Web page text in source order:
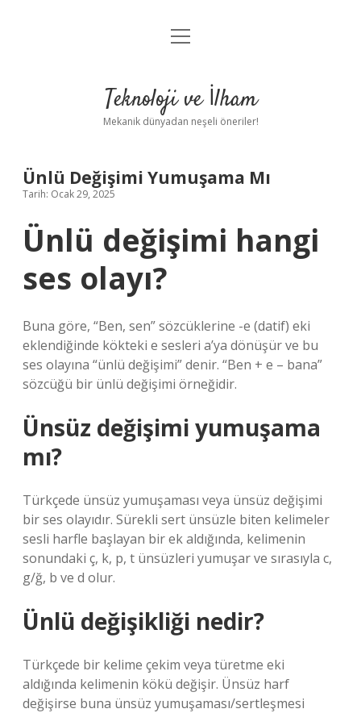
Anasayfa
Yasal Uyarı
menüyü
Teknoloji ve İlham
Mekanik dünyadan neşeli öneriler!
Ünlü Değişimi Yumuşama Mı
Tarih: Ocak 29, 2025
Ünlü değişimi hangi
ses olayı?
Buna göre, “Ben, sen” sözcüklerine -e (datif) eki
eklendiğinde kökteki e sesleri a’ya dönüşür ve bu
ses olayına “ünlü değişimi” denir. “Ben + e – bana”
sözcüğü bir ünlü değişimi örneğidir.
Ünsüz değişimi yumuşama
mı?
Türkçede ünsüz yumuşaması veya ünsüz değişimi
bir ses olayıdır. Sürekli sert ünsüzle biten kelimeler
sesli harfle başlayan bir ek aldığında, kelimenin
sonundaki ç, k, p, t ünsüzleri yumuşar ve sırasıyla c,
g/ğ, b ve d olur.
Ünlü değişikliği nedir?
Türkçede bir kelime çekim veya türetme eki
aldığında kelimenin kökü değişir. Ünsüz harf
değişirse buna ünsüz yumuşaması/sertleşmesi